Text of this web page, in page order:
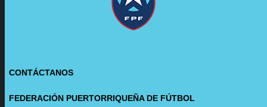
CONTÁCTANOS
FEDERACIÓN PUERTORRIQUEÑA DE FÚTBOL